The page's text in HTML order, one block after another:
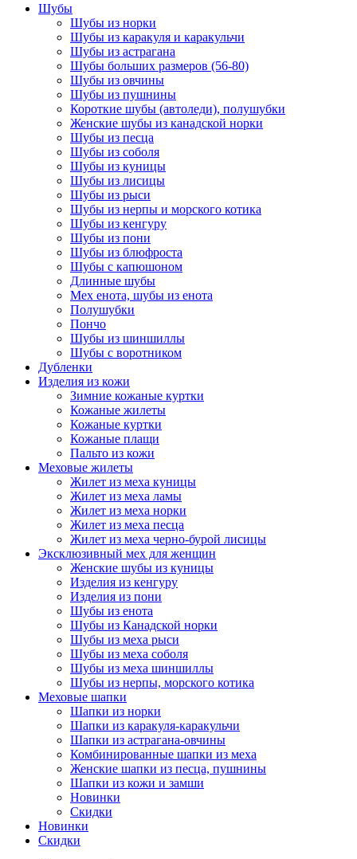
Шубы
Шубы из норки
Шубы из каракуля и каракульчи
Шубы из астрагана
Шубы больших размеров (56-80)
Шубы из овчины
Шубы из пушнины
Короткие шубы (автоледи), полушубки
Женские шубы из канадской норки
Шубы из песца
Шубы из соболя
Шубы из куницы
Шубы из лисицы
Шубы из рыси
Шубы из нерпы и морского котика
Шубы из кенгуру
Шубы из пони
Шубы из блюфроста
Шубы с капюшоном
Длинные шубы
Мех енота, шубы из енота
Полушубки
Пончо
Шубы из шиншиллы
Шубы с воротником
Дубленки
Изделия из кожи
Зимние кожаные куртки
Кожаные жилеты
Кожаные куртки
Кожаные плащи
Пальто из кожи
Меховые жилеты
Жилет из меха куницы
Жилет из меха ламы
Жилет из меха норки
Жилет из меха песца
Жилет из меха черно-бурой лисицы
Эксклюзивный мех для женщин
Женские шубы из куницы
Изделия из кенгуру
Изделия из пони
Шубы из енота
Шубы из Канадской норки
Шубы из меха рыси
Шубы из меха соболя
Шубы из меха шиншиллы
Шубы из нерпы, морского котика
Меховые шапки
Шапки из норки
Шапки из каракуля-каракульчи
Шапки из астрагана-овчины
Комбинированные шапки из меха
Женские шапки из песца, пушнины
Шапки из кожи и замши
Новинки
Скидки
Новинки
Скидки